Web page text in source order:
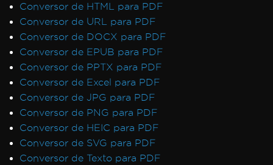
Conversor de HTML para PDF
Conversor de URL para PDF
Conversor de DOCX para PDF
Conversor de EPUB para PDF
Conversor de PPTX para PDF
Conversor de Excel para PDF
Conversor de JPG para PDF
Conversor de PNG para PDF
Conversor de HEIC para PDF
Conversor de SVG para PDF
Conversor de Texto para PDF